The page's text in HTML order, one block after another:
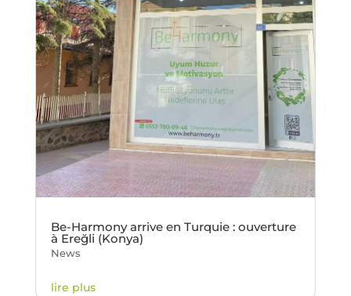
Be-Harmony arrive en Turquie : ouverture
à Ereğli (Konya)
News
lire plus